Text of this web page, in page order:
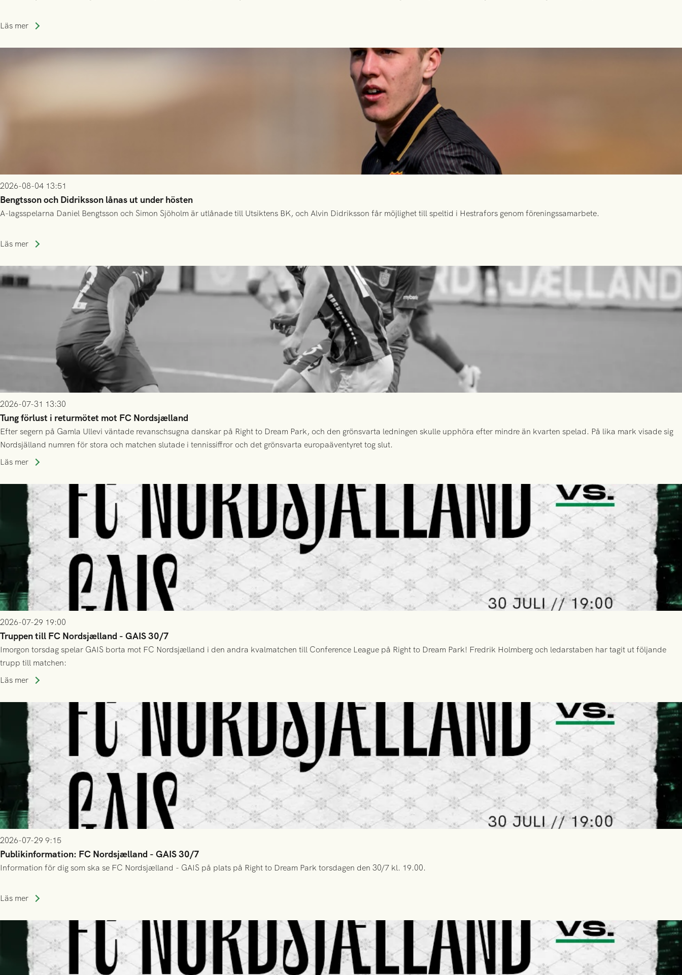
Läs mer
2026-08-04 13:51
Bengtsson och Didriksson lånas ut under hösten
A-lagsspelarna Daniel Bengtsson och Simon Sjöholm är utlånade till Utsiktens BK, och Alvin Didriksson får möjlighet till speltid i Hestrafors genom föreningssamarbete.
Läs mer
2026-07-31 13:30
Tung förlust i returmötet mot FC Nordsjælland
Efter segern på Gamla Ullevi väntade revanschsugna danskar på Right to Dream Park, och den grönsvarta ledningen skulle upphöra efter mindre än kvarten spelad. På lika mark visade sig
Nordsjälland numren för stora och matchen slutade i tennissiffror och det grönsvarta europaäventyret tog slut.
Läs mer
2026-07-29 19:00
Truppen till FC Nordsjælland - GAIS 30/7
Imorgon torsdag spelar GAIS borta mot FC Nordsjælland i den andra kvalmatchen till Conference League på Right to Dream Park! Fredrik Holmberg och ledarstaben har tagit ut följande
trupp till matchen:
Läs mer
2026-07-29 9:15
Publikinformation: FC Nordsjælland - GAIS 30/7
Information för dig som ska se FC Nordsjælland - GAIS på plats på Right to Dream Park torsdagen den 30/7 kl. 19.00.
Läs mer